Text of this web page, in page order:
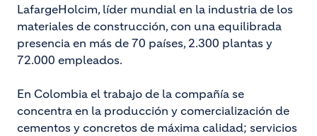
LafargeHolcim, líder mundial en la industria de los
materiales de construcción, con una equilibrada
presencia en más de 70 países, 2.300 plantas y
72.000 empleados.
En Colombia el trabajo de la compañía se
concentra en la producción y comercialización de
cementos y concretos de máxima calidad; servicios